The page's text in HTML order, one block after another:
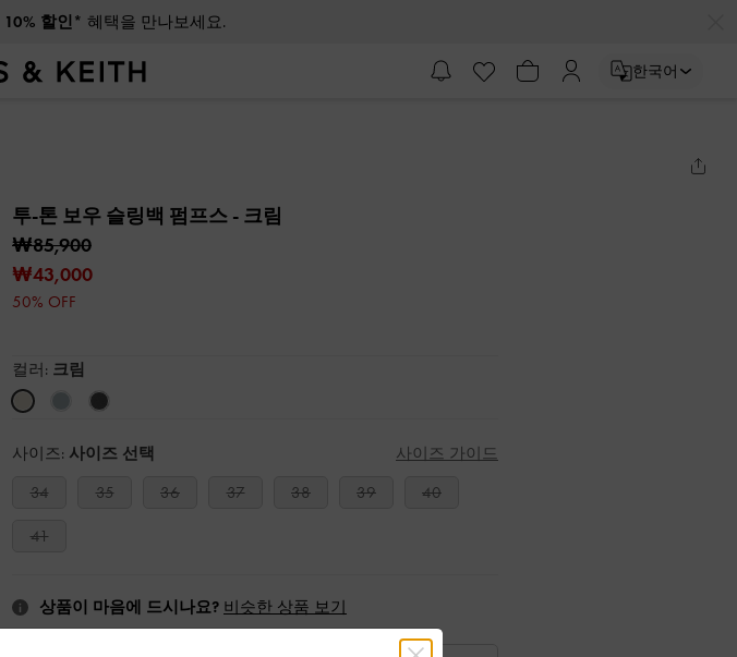
10% 할인* 혜택을 만나보세요.
한국어
투-톤 보우 슬링백 펌프스 - 크림
₩85,900
₩43,000
50% OFF
컬러: 크림
사이즈: 사이즈 선택
사이즈 가이드
34
35 36 37 38 39 40
41
상품이 마음에 드시나요? 비슷한 상품 보기